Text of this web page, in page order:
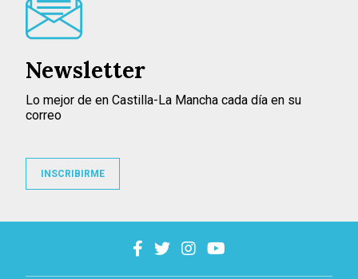
Newsletter
Lo mejor de en Castilla-La Mancha cada día en su
correo
INSCRIBIRME